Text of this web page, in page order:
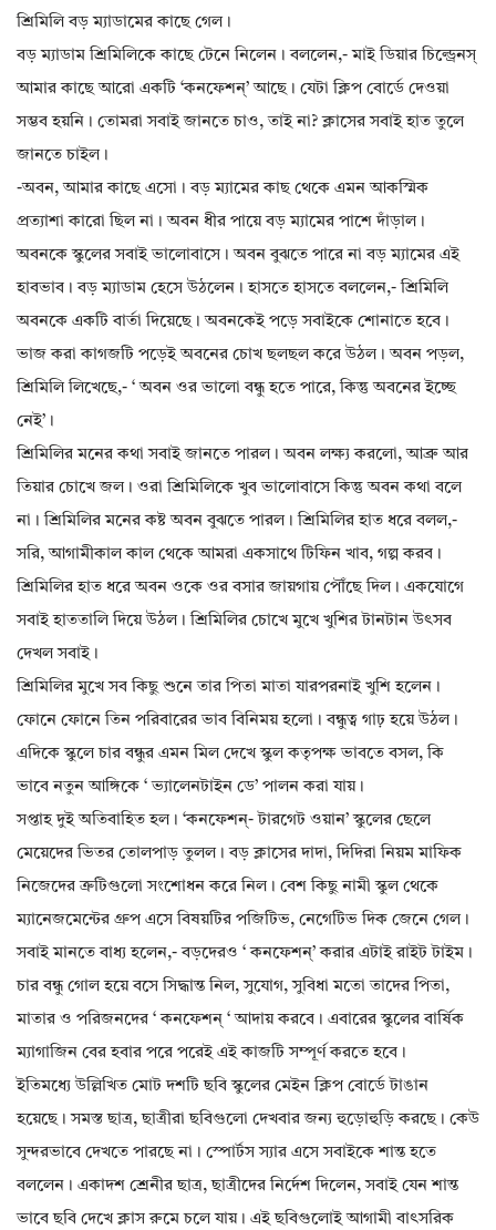
শ্রিমিলি বড় ম‍্যাডামের কাছে গেল।
বড় ম্যাডাম শ্রিমিলিকে কাছে টেনে নিলেন। বললেন,- মাই ডিয়ার চিল্ড্রেনস্
আমার কাছে আরো একটি ‘কনফেশন্’ আছে। যেটা ক্লিপ বোর্ডে দেওয়া
সম্ভব হয়নি। তোমরা সবাই জানতে চাও, তাই না? ক্লাসের সবাই হাত তুলে
জানতে চাইল।
-অবন, আমার কাছে এসো। বড় ম‍্যামের কাছ থেকে এমন আকস্মিক
প্রত্যাশা কারো ছিল না। অবন ধীর পায়ে বড় ম‍্যামের পাশে দাঁড়াল।
অবনকে স্কুলের সবাই ভালোবাসে। অবন বুঝতে পারে না বড় ম‍্যামের এই
হাবভাব। বড় ম্যাডাম হেসে উঠলেন। হাসতে হাসতে বললেন,- শ্রিমিলি
অবনকে একটি বার্তা দিয়েছে। অবনকেই পড়ে সবাইকে শোনাতে হবে।
ভাজ করা কাগজটি পড়েই অবনের চোখ ছলছল করে উঠল। অবন পড়ল,
শ্রিমিলি লিখেছে,- ‘ অবন ওর ভালো বন্ধু হতে পারে, কিন্তু অবনের ইচ্ছে
নেই’।
শ্রিমিলির মনের কথা সবাই জানতে পারল। অবন লক্ষ্য করলো, আব্রু আর
তিয়ার চোখে জল। ওরা শ্রিমিলিকে খুব ভালোবাসে কিন্তু অবন কথা বলে
না। শ্রিমিলির মনের কষ্ট অবন বুঝতে পারল। শ্রিমিলির হাত ধরে বলল,-
সরি, আগামীকাল কাল থেকে আমরা একসাথে টিফিন খাব, গল্প করব।
শ্রিমিলির হাত ধরে অবন ওকে ওর বসার জায়গায় পৌঁছে দিল। একযোগে
সবাই হাততালি দিয়ে উঠল। শ্রিমিলির চোখে মুখে খুশির টানটান উৎসব
দেখল সবাই।
শ্রিমিলির মুখে সব কিছু শুনে তার পিতা মাতা যারপরনাই খুশি হলেন।
ফোনে ফোনে তিন পরিবারের ভাব বিনিময় হলো। বন্ধুত্ব গাঢ় হয়ে উঠল।
এদিকে স্কুলে চার বন্ধুর এমন মিল দেখে স্কুল কতৃপক্ষ ভাবতে বসল, কি
ভাবে নতুন আঙ্গিকে ‘ ভ‍্যালেনটাইন ডে’ পালন করা যায়।
সপ্তাহ দুই অতিবাহিত হল। ‘কনফেশন্- টারগেট ওয়ান’ স্কুলের ছেলে
মেয়েদের ভিতর তোলপাড় তুলল। বড় ক্লাসের দাদা, দিদিরা নিয়ম মাফিক
নিজেদের ত্রুটিগুলো সংশোধন করে নিল। বেশ কিছু নামী স্কুল থেকে
ম‍্যানেজমেন্টের গ্রুপ এসে বিষয়টির পজিটিভ, নেগেটিভ দিক জেনে গেল।
সবাই মানতে বাধ্য হলেন,- বড়দেরও ‘ কনফেশন্’ করার এটাই রাইট টাইম।
চার বন্ধু গোল হয়ে বসে সিদ্ধান্ত নিল, সুযোগ, সুবিধা মতো তাদের পিতা,
মাতার ও পরিজনদের ‘ কনফেশন্ ‘ আদায় করবে। এবারের স্কুলের বার্ষিক
ম্যাগাজিন বের হবার পরে পরেই এই কাজটি সম্পূর্ণ করতে হবে।
ইতিমধ্যে উল্লিখিত মোট দশটি ছবি স্কুলের মেইন ক্লিপ বোর্ডে টাঙান
হয়েছে। সমস্ত ছাত্র, ছাত্রীরা ছবিগুলো দেখবার জন‍্য হুড়োহুড়ি করছে। কেউ
সুন্দরভাবে দেখতে পারছে না। স্পোর্টস স্যার এসে সবাইকে শান্ত হতে
বললেন। একাদশ শ্রেনীর ছাত্র, ছাত্রীদের নির্দেশ দিলেন, সবাই যেন শান্ত
ভাবে ছবি দেখে ক্লাস রুমে চলে যায়। এই ছবিগুলোই আগামী বাৎসরিক